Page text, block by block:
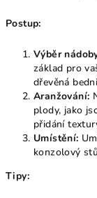
Postup:
Výběr
základ pro
dřevěná
Aranžování:
plody, jako
přidání
Umístění:
konzolový
Tipy: